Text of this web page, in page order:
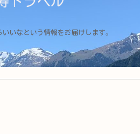
いなという情報をお届けします。